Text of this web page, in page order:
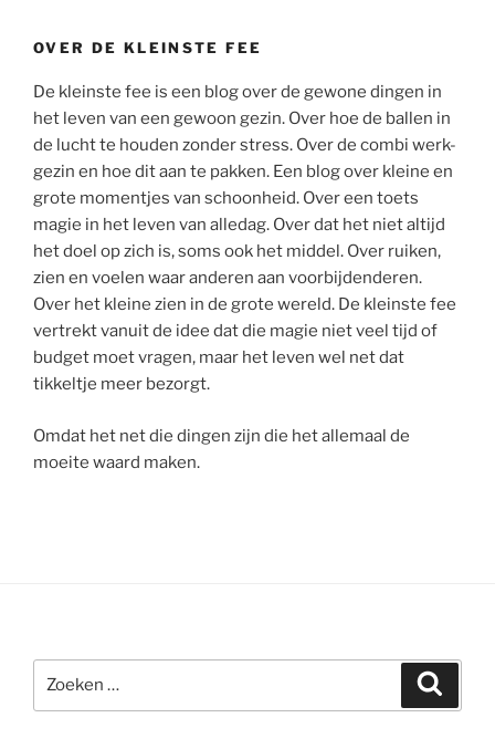
OVER DE KLEINSTE FEE
De kleinste fee is een blog over de gewone dingen in
het leven van een gewoon gezin. Over hoe de ballen in
de lucht te houden zonder stress. Over de combi werk-
gezin en hoe dit aan te pakken. Een blog over kleine en
grote momentjes van schoonheid. Over een toets
magie in het leven van alledag. Over dat het niet altijd
het doel op zich is, soms ook het middel. Over ruiken,
zien en voelen waar anderen aan voorbijdenderen.
Over het kleine zien in de grote wereld. De kleinste fee
vertrekt vanuit de idee dat die magie niet veel tijd of
budget moet vragen, maar het leven wel net dat
tikkeltje meer bezorgt.
Omdat het net die dingen zijn die het allemaal de
moeite waard maken.
naar: